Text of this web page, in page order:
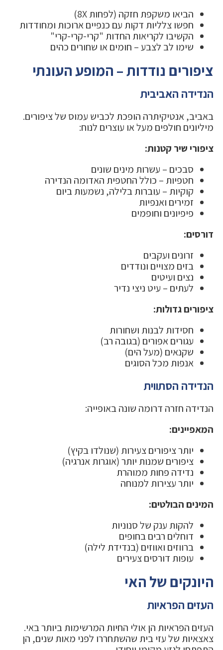
הביאו משקפת חזקה (לפחות 8X)
חפשו צלליות דקות עם כנפיים ארוכות ומחודדות
הקשיבו לקריאות החדות "קרי-קרי-קרי"
שימו לב לצבע – חומים או שחורים כהים
ציפורים נודדות – המופע העונתי
הנדידה האביבית
באביב, אנטיקיתרה הופכת לכביש עמוס של ציפורים.
מיליונים חולפים מעל או עוצרים לנוח:
ציפורי שיר קטנות:
סבכים – עשרות מינים שונים
חטפיות – כולל החטפית האדומה הנדירה
קוקיות – עוברות בלילה, נשמעות ביום
זמירים ואנפיות
פיפיונים וחופמים
דורסים:
זרונים ועקבים
בזים מצויים ונודדים
נצים ועיטים
לעתים – עיט ניצי נדיר
ציפורים גדולות:
חסידות לבנות ושחורות
עגורים אפורים (בגובה רב)
שקנאים (מעל הים)
אנפות מכל הסוגים
הנדידה הסתווית
הנדידה חזרה דרומה שונה באופייה:
המאפיינים:
יותר ציפורים צעירות (שנולדו בקיץ)
ציפורים שמנות יותר (אוגרות אנרגיה)
נדידה פחות ממוהרת
יותר עצירות למנוחה
המינים הבולטים:
להקות ענק של סנוניות
דוחלים רבים בחופים
ברווזים ואווזים (בנדידת לילה)
עופות דורסים צעירים
היונקים של האי
העזים הפראיות
העזים הפראיות הן אולי החיות המרשימות ביותר באי.
צאצאיות של עזי בית שהשתחררו לפני מאות שנים, הן